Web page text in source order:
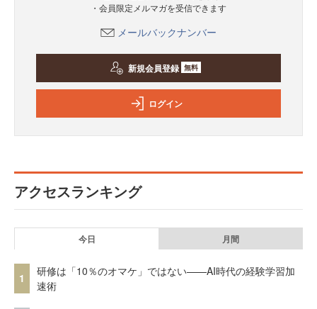
・会員限定メルマガを受信できます
メールバックナンバー
新規会員登録 無料
ログイン
アクセスランキング
今日 月間
1
研修は「10％のオマケ」ではない——AI時代の経験学習加
速術